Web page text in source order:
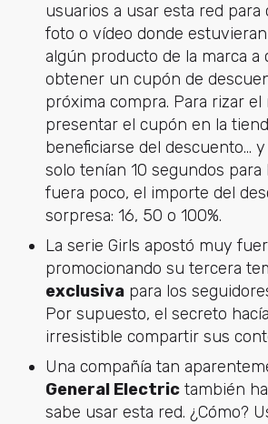
usuarios a usar esta red
foto o vídeo donde
algún producto de la marca a
obtener un cupón de
próxima compra. Para rizar
presentar el cupón en la
beneficiarse del descuento...
solo tenían 10 segundos para
fuera poco, el importe del
sorpresa: 16, 50 o 100%.
La serie Girls apostó muy
promocionando su tercera
exclusivapara los
Por supuesto, el secreto
irresistible compartir sus
Una compañía tan
General Electrictambién
sabe usar esta red. ¿Cómo?